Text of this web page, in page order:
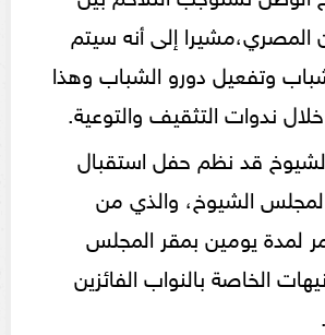
المصري،مشيرا إلى أنه سيتم
وتفعيل دورو الشباب وهذا
ندوات التثقيف والتوعية.
قد نظم حفل استقبال
لمجلس الشيوخ، والذي من
لمدة يومين بمقر المجلس
الخاصة بالنواب الفائزين